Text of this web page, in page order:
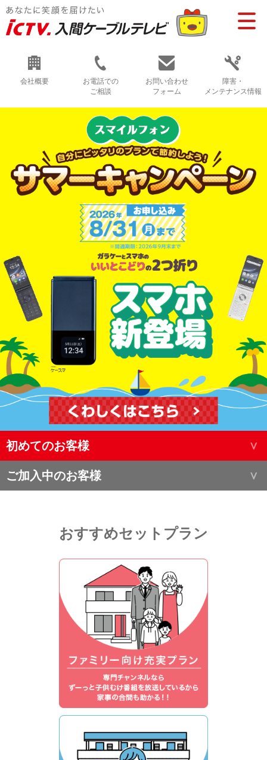
会社概要
お電話での
ご相談
お問い合わせ
フォーム
障害・
メンテナンス情報
初めてのお客様
ご加入中のお客様
おすすめセットプラン